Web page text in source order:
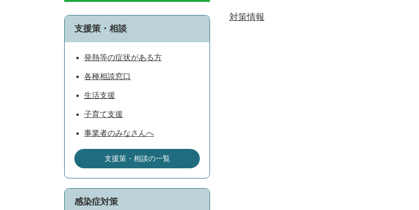
対策情報
支援策・相談
発熱等の症状がある方
各種相談窓口
生活支援
子育て支援
事業者のみなさんへ
支援策・相談の一覧
感染症対策